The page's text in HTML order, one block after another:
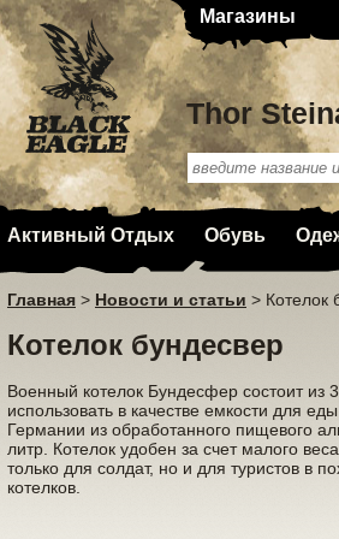
Магазины
Thor
Активный Отдых Обувь
Главная > Новости и статьи > Котелок
Котелок бундесвер
Военный котелок Бундесфер состоит из
использовать в качестве емкости для
Германии из обработанного пищевого
литр. Котелок удобен за счет малого
только для солдат, но и для туристов
котелков.